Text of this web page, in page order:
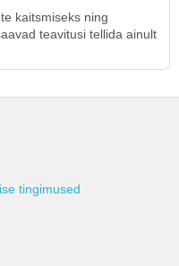
kaitsmiseks ning
teavitusi tellida ainult
tingimused